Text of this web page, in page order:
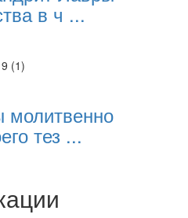
в ч ...
молитвенно
тез ...